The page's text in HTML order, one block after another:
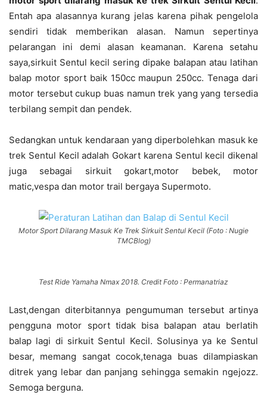
Entah apa alasannya kurang jelas karena pihak pengelola
sendiri tidak memberikan alasan. Namun sepertinya
pelarangan ini demi alasan keamanan. Karena setahu
saya,sirkuit Sentul kecil sering dipake balapan atau latihan
balap motor sport baik 150cc maupun 250cc. Tenaga dari
motor tersebut cukup buas namun trek yang yang tersedia
terbilang sempit dan pendek.
Sedangkan untuk kendaraan yang diperbolehkan masuk ke
trek Sentul Kecil adalah Gokart karena Sentul kecil dikenal
juga sebagai sirkuit gokart,motor bebek, motor
matic,vespa dan motor trail bergaya Supermoto.
Motor Sport Dilarang Masuk Ke Trek Sirkuit Sentul Kecil (Foto : Nugie
TMCBlog)
Test Ride Yamaha Nmax 2018. Credit Foto : Permanatriaz
Last,dengan diterbitannya pengumuman tersebut artinya
pengguna motor sport tidak bisa balapan atau berlatih
balap lagi di sirkuit Sentul Kecil. Solusinya ya ke Sentul
besar, memang sangat cocok,tenaga buas dilampiaskan
ditrek yang lebar dan panjang sehingga semakin ngejozz.
Semoga berguna.